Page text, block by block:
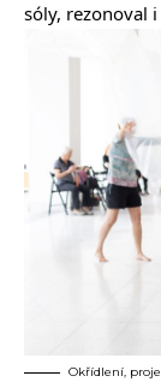
sóly, rezonoval
Okřídlení,